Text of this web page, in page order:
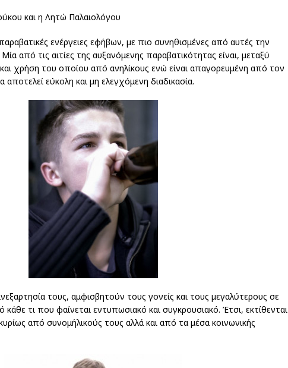
και η Λητώ Παλαιολόγου
ενέργειες εφήβων, με πιο συνηθισμένες από αυτές την
από τις αιτίες της αυξανόμενης παραβατικότητας είναι, μεταξύ
χρήση του οποίου από ανηλίκους ενώ είναι απαγορευμένη από τον
εύκολη και μη ελεγχόμενη διαδικασία.
τους, αμφισβητούν τους γονείς και τους μεγαλύτερους σε
κάθε τι που φαίνεται εντυπωσιακό και συγκρουσιακό. Έτσι, εκτίθενται
από συνομήλικούς τους αλλά και από τα μέσα κοινωνικής